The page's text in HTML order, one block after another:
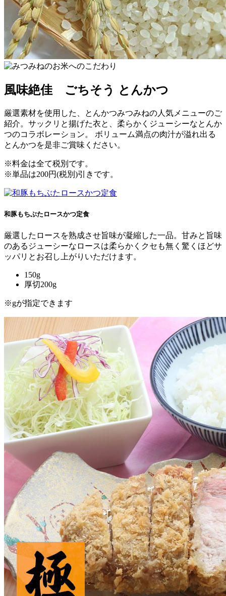
風味絶佳 ごちそう とんかつ
厳選素材を使用した、とんかつみつみねの人気メニューのご
紹介。サックリと揚げた衣と、柔らかくジューシーなとんか
つのコラボレーション。 ボリューム満点の肉汁が溢れ出る
とんかつを是非ご賞味ください。
※料金は全て税別です。
※単品は200円(税別)引きです。
和豚もちぶたロースかつ定食
厳選したロースを熟成させ旨味が凝縮した一品。甘みと旨味
のあるジューシーなロースは柔らかくクセも無く驚くほどサ
ッパリとお召し上がりいただけます。
150g
厚切200g
※gが指定できます